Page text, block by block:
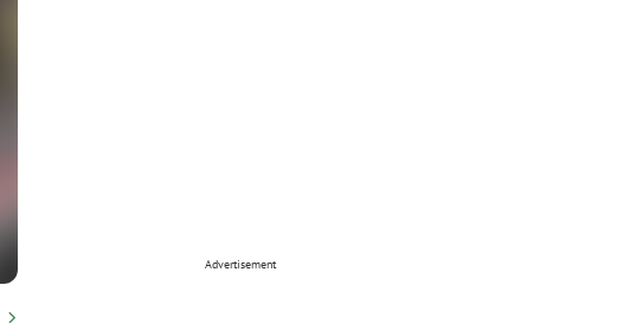
Advertisement